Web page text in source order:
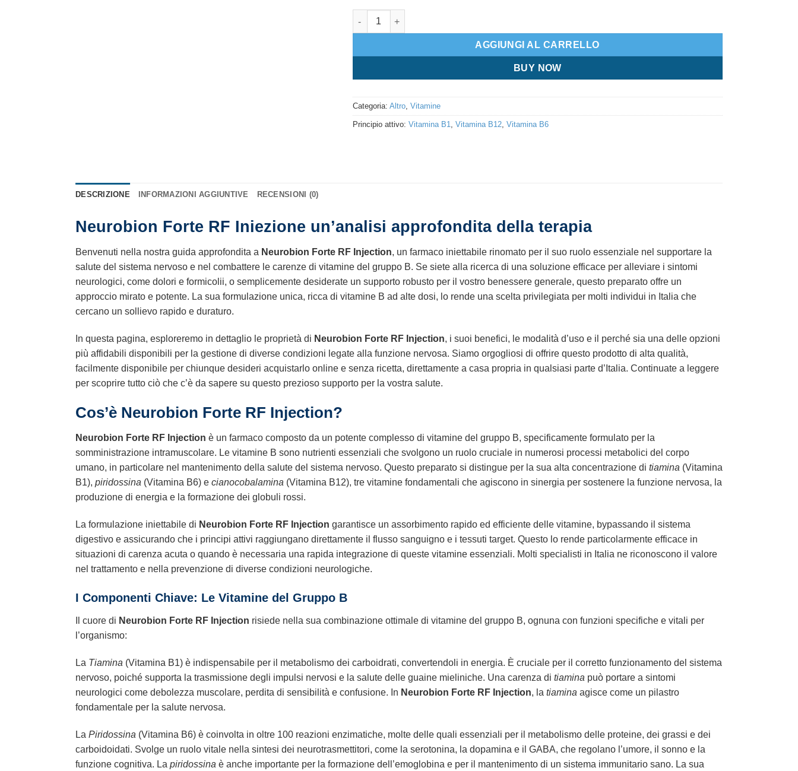
Neurobion Forte RF Injection quantità
AGGIUNGI AL CARRELLO
BUY NOW
Categoria: Altro, Vitamine
Principio attivo: Vitamina B1, Vitamina B12, Vitamina B6
DESCRIZIONE INFORMAZIONI AGGIUNTIVE RECENSIONI (0)
Neurobion Forte RF Iniezione un’analisi approfondita della terapia
Benvenuti nella nostra guida approfondita a Neurobion Forte RF Injection, un farmaco iniettabile rinomato per il suo ruolo essenziale nel supportare la
salute del sistema nervoso e nel combattere le carenze di vitamine del gruppo B. Se siete alla ricerca di una soluzione efficace per alleviare i sintomi
neurologici, come dolori e formicolii, o semplicemente desiderate un supporto robusto per il vostro benessere generale, questo preparato offre un
approccio mirato e potente. La sua formulazione unica, ricca di vitamine B ad alte dosi, lo rende una scelta privilegiata per molti individui in Italia che
cercano un sollievo rapido e duraturo.
In questa pagina, esploreremo in dettaglio le proprietà di Neurobion Forte RF Injection, i suoi benefici, le modalità d’uso e il perché sia una delle opzioni
più affidabili disponibili per la gestione di diverse condizioni legate alla funzione nervosa. Siamo orgogliosi di offrire questo prodotto di alta qualità,
facilmente disponibile per chiunque desideri acquistarlo online e senza ricetta, direttamente a casa propria in qualsiasi parte d’Italia. Continuate a leggere
per scoprire tutto ciò che c’è da sapere su questo prezioso supporto per la vostra salute.
Cos’è Neurobion Forte RF Injection?
Neurobion Forte RF Injection è un farmaco composto da un potente complesso di vitamine del gruppo B, specificamente formulato per la
somministrazione intramuscolare. Le vitamine B sono nutrienti essenziali che svolgono un ruolo cruciale in numerosi processi metabolici del corpo
umano, in particolare nel mantenimento della salute del sistema nervoso. Questo preparato si distingue per la sua alta concentrazione di tiamina (Vitamina
B1), piridossina (Vitamina B6) e cianocobalamina (Vitamina B12), tre vitamine fondamentali che agiscono in sinergia per sostenere la funzione nervosa, la
produzione di energia e la formazione dei globuli rossi.
La formulazione iniettabile di Neurobion Forte RF Injection garantisce un assorbimento rapido ed efficiente delle vitamine, bypassando il sistema
digestivo e assicurando che i principi attivi raggiungano direttamente il flusso sanguigno e i tessuti target. Questo lo rende particolarmente efficace in
situazioni di carenza acuta o quando è necessaria una rapida integrazione di queste vitamine essenziali. Molti specialisti in Italia ne riconoscono il valore
nel trattamento e nella prevenzione di diverse condizioni neurologiche.
I Componenti Chiave: Le Vitamine del Gruppo B
Il cuore di Neurobion Forte RF Injection risiede nella sua combinazione ottimale di vitamine del gruppo B, ognuna con funzioni specifiche e vitali per
l’organismo:
La Tiamina (Vitamina B1) è indispensabile per il metabolismo dei carboidrati, convertendoli in energia. È cruciale per il corretto funzionamento del sistema
nervoso, poiché supporta la trasmissione degli impulsi nervosi e la salute delle guaine mieliniche. Una carenza di tiamina può portare a sintomi
neurologici come debolezza muscolare, perdita di sensibilità e confusione. In Neurobion Forte RF Injection, la tiamina agisce come un pilastro
fondamentale per la salute nervosa.
La Piridossina (Vitamina B6) è coinvolta in oltre 100 reazioni enzimatiche, molte delle quali essenziali per il metabolismo delle proteine, dei grassi e dei
carboidoidati. Svolge un ruolo vitale nella sintesi dei neurotrasmettitori, come la serotonina, la dopamina e il GABA, che regolano l’umore, il sonno e la
funzione cognitiva. La piridossina è anche importante per la formazione dell’emoglobina e per il mantenimento di un sistema immunitario sano. La sua